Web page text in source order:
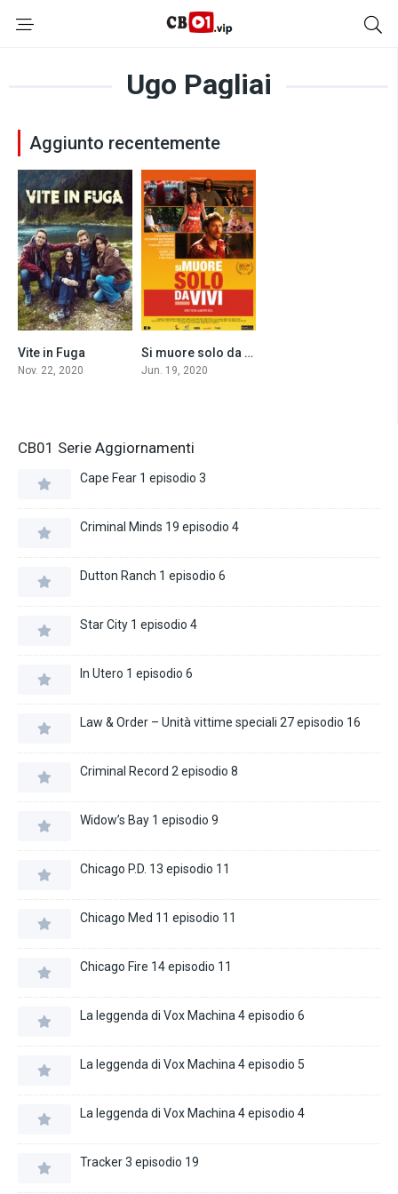
Ugo Pagliai
Aggiunto recentemente
Vite in Fuga
Nov. 22, 2020
0Si muore solo da vivi (2020)
Jun. 19, 2020
CB01 Serie Aggiornamenti
Cape Fear 1 episodio 3
Criminal Minds 19 episodio 4
Dutton Ranch 1 episodio 6
Star City 1 episodio 4
In Utero 1 episodio 6
Law & Order – Unità vittime speciali 27 episodio 16
Criminal Record 2 episodio 8
Widow’s Bay 1 episodio 9
Chicago P.D. 13 episodio 11
Chicago Med 11 episodio 11
Chicago Fire 14 episodio 11
La leggenda di Vox Machina 4 episodio 6
La leggenda di Vox Machina 4 episodio 5
La leggenda di Vox Machina 4 episodio 4
Tracker 3 episodio 19